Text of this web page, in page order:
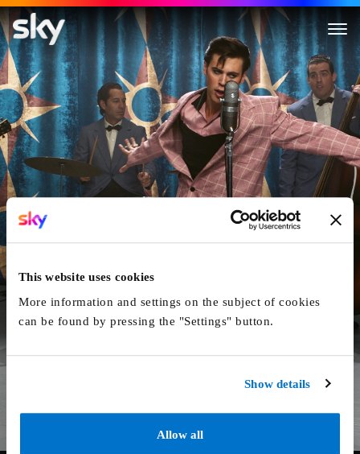
This website uses cookies
More information and settings on the subject of cookies
can be found by pressing the "Settings" button.
Show details
Allow all
Elvis